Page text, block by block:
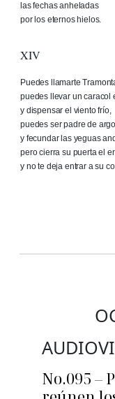
las fechas anheladas
por los eternos hielos.
XIV
Puedes llamarte
puedes llevar un caracol
y dispensar el viento frío,
puedes ser padre de
y fecundar las yeguas
pero cierra su puerta el
y no te deja entrar a su
No.095 –